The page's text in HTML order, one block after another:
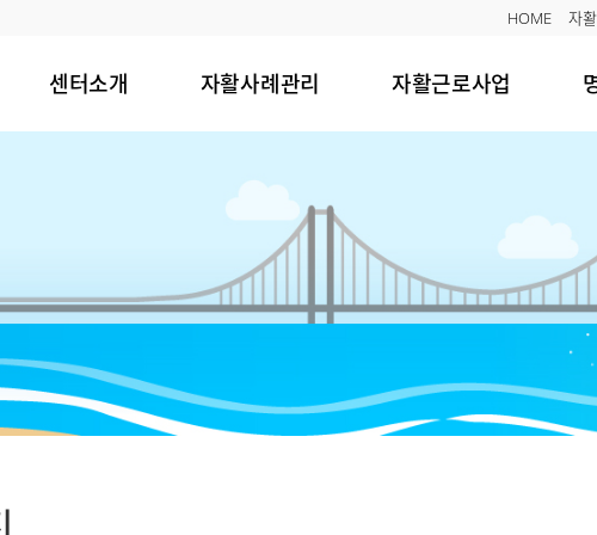
HOME 자
센터소개 자활사례관리 자활근로사업